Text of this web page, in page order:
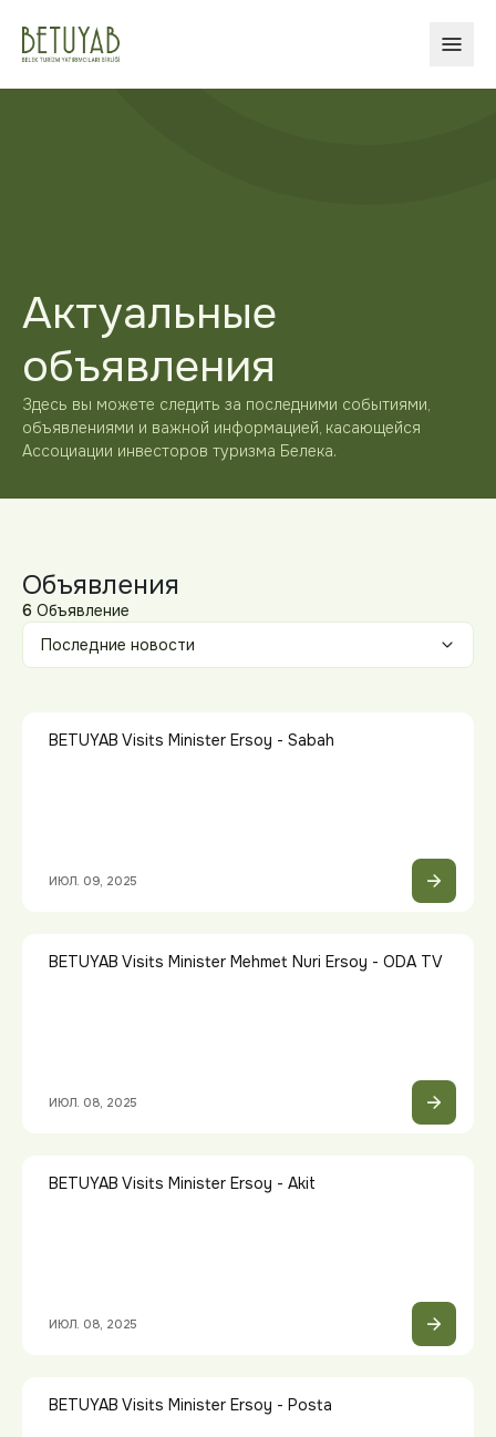
Актуальные
объявления
Здесь вы можете следить за последними событиями,
объявлениями и важной информацией, касающейся
Ассоциации инвесторов туризма Белека.
Объявления
6 Объявление
BETUYAB Visits Minister Ersoy - Sabah
ИЮЛ. 09, 2025
BETUYAB Visits Minister Mehmet Nuri Ersoy - ODA TV
ИЮЛ. 08, 2025
BETUYAB Visits Minister Ersoy - Akit
ИЮЛ. 08, 2025
BETUYAB Visits Minister Ersoy - Posta